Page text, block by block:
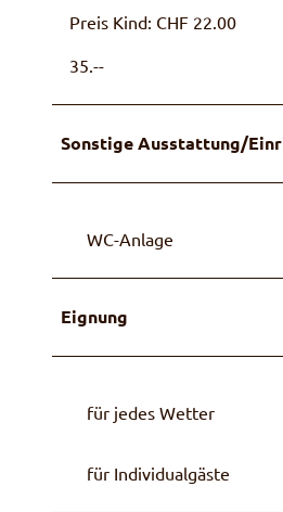
Preis Kind: CHF 22.00
35.--
Sonstige Ausstattung/
WC-Anlage
Eignung
für jedes Wetter
für Individualgäste